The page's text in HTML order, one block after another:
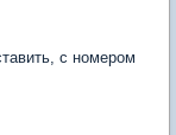
с номером